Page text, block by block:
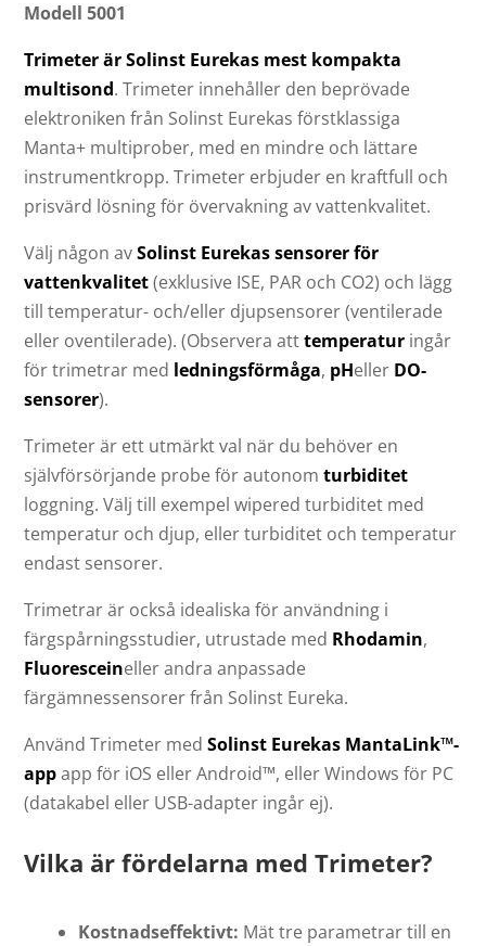
Modell 5001
Trimeter är Solinst Eurekas mest kompakta
multisond. Trimeter innehåller den beprövade
elektroniken från Solinst Eurekas förstklassiga
Manta+ multiprober, med en mindre och lättare
instrumentkropp. Trimeter erbjuder en kraftfull och
prisvärd lösning för övervakning av vattenkvalitet.
Välj någon avSolinst Eurekas sensorer för
vattenkvalitet(exklusive ISE, PAR och CO2) och lägg
till temperatur- och/eller djupsensorer (ventilerade
eller oventilerade). (Observera atttemperatur ingår
för trimetrar med ledningsförmåga, pHeller DO-
sensorer).
Trimeter är ett utmärkt val när du behöver en
självförsörjande probe för autonomturbiditet
loggning. Välj till exempel wipered turbiditet med
temperatur och djup, eller turbiditet och temperatur
endast sensorer.
Trimetrar är också idealiska för användning i
färgspårningsstudier, utrustade med Rhodamin,
Fluoresceineller andra anpassade
färgämnessensorer från Solinst Eureka.
Använd Trimeter medSolinst Eurekas MantaLink™-
appapp för iOS eller Android™, eller Windows för PC
(datakabel eller USB-adapter ingår ej).
Vilka är fördelarna med Trimeter?
Kostnadseffektivt: Mät tre parametrar till en